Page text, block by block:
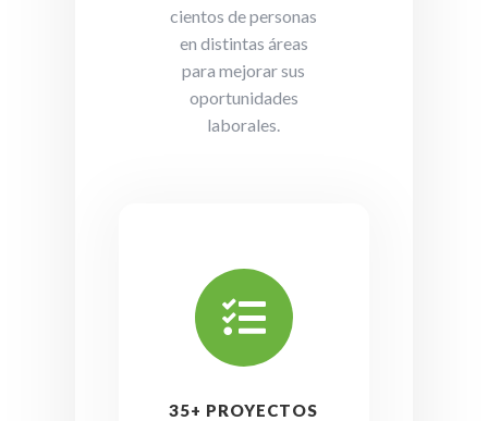
cientos de personas
en distintas áreas
para mejorar sus
oportunidades
laborales.

35+ PROYECTOS